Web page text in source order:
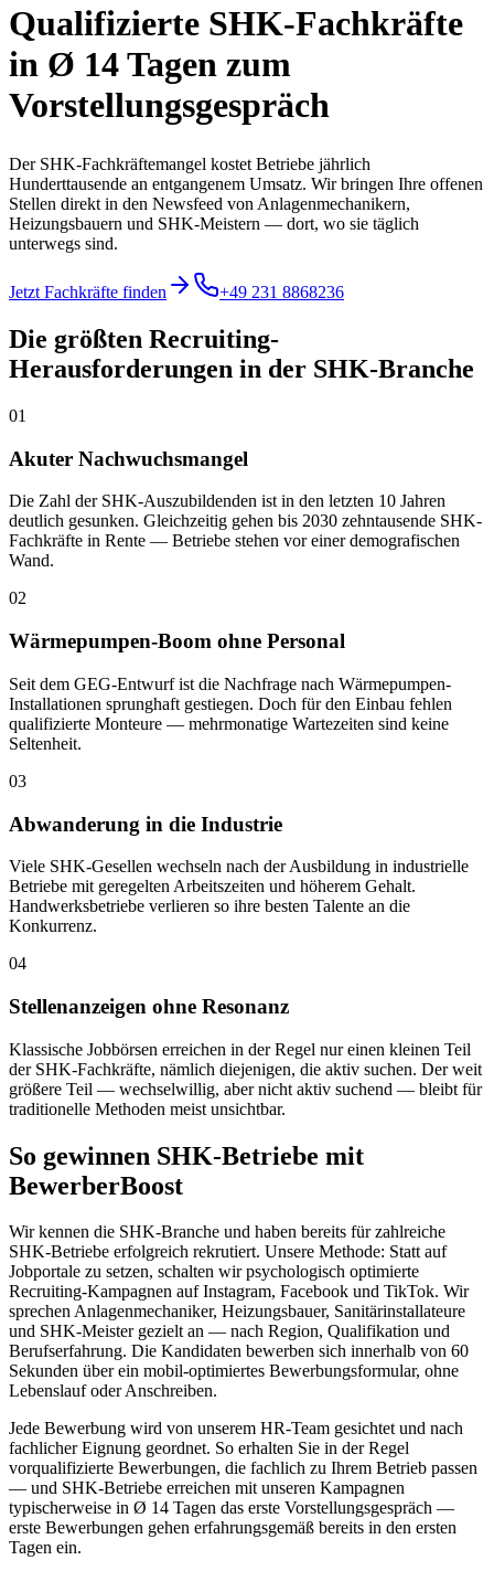
Qualifizierte SHK-Fachkräfte
in Ø 14 Tagen zum
Vorstellungsgespräch
Der SHK-Fachkräftemangel kostet Betriebe jährlich
Hunderttausende an entgangenem Umsatz. Wir bringen Ihre offenen
Stellen direkt in den Newsfeed von Anlagenmechanikern,
Heizungsbauern und SHK-Meistern — dort, wo sie täglich
unterwegs sind.
Jetzt Fachkräfte finden +49 231 8868236
Die größten Recruiting-
Herausforderungen in der SHK-Branche
01
Akuter Nachwuchsmangel
Die Zahl der SHK-Auszubildenden ist in den letzten 10 Jahren
deutlich gesunken. Gleichzeitig gehen bis 2030 zehntausende SHK-
Fachkräfte in Rente — Betriebe stehen vor einer demografischen
Wand.
02
Wärmepumpen-Boom ohne Personal
Seit dem GEG-Entwurf ist die Nachfrage nach Wärmepumpen-
Installationen sprunghaft gestiegen. Doch für den Einbau fehlen
qualifizierte Monteure — mehrmonatige Wartezeiten sind keine
Seltenheit.
03
Abwanderung in die Industrie
Viele SHK-Gesellen wechseln nach der Ausbildung in industrielle
Betriebe mit geregelten Arbeitszeiten und höherem Gehalt.
Handwerksbetriebe verlieren so ihre besten Talente an die
Konkurrenz.
04
Stellenanzeigen ohne Resonanz
Klassische Jobbörsen erreichen in der Regel nur einen kleinen Teil
der SHK-Fachkräfte, nämlich diejenigen, die aktiv suchen. Der weit
größere Teil — wechselwillig, aber nicht aktiv suchend — bleibt für
traditionelle Methoden meist unsichtbar.
So gewinnen SHK-Betriebe mit
BewerberBoost
Wir kennen die SHK-Branche und haben bereits für zahlreiche
SHK-Betriebe erfolgreich rekrutiert. Unsere Methode: Statt auf
Jobportale zu setzen, schalten wir psychologisch optimierte
Recruiting-Kampagnen auf Instagram, Facebook und TikTok. Wir
sprechen Anlagenmechaniker, Heizungsbauer, Sanitärinstallateure
und SHK-Meister gezielt an — nach Region, Qualifikation und
Berufserfahrung. Die Kandidaten bewerben sich innerhalb von 60
Sekunden über ein mobil-optimiertes Bewerbungsformular, ohne
Lebenslauf oder Anschreiben.
Jede Bewerbung wird von unserem HR-Team gesichtet und nach
fachlicher Eignung geordnet. So erhalten Sie in der Regel
vorqualifizierte Bewerbungen, die fachlich zu Ihrem Betrieb passen
— und SHK-Betriebe erreichen mit unseren Kampagnen
typischerweise in Ø 14 Tagen das erste Vorstellungsgespräch —
erste Bewerbungen gehen erfahrungsgemäß bereits in den ersten
Tagen ein.